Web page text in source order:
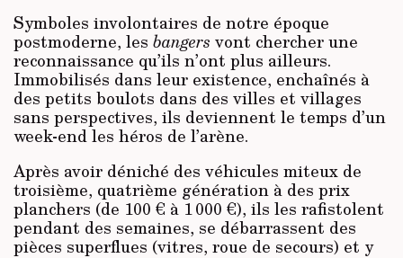
Symboles involontaires de notre époque
postmoderne, les bangers vont chercher une
reconnaissance qu’ils n’ont plus ailleurs.
Immobilisés dans leur existence, enchaînés à
des petits boulots dans des villes et villages
sans perspectives, ils deviennent le temps d’un
week-end les héros de l’arène.
Après avoir déniché des véhicules miteux de
troisième, quatrième génération à des prix
planchers (de 100 € à 1 000 €), ils les rafistolent
pendant des semaines, se débarrassent des
pièces superflues (vitres, roue de secours) et y